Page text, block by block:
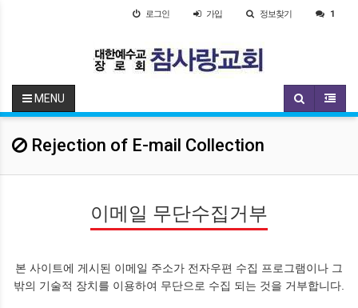
로그인 가입 정보찾기 1
MENU
Rejection of E-mail Collection
이메일 무단수집거부
본 사이트에 게시된 이메일 주소가 전자우편 수집 프로그램이나 그
밖의 기술적 장치를 이용하여 무단으로 수집 되는 것을 거부합니다.